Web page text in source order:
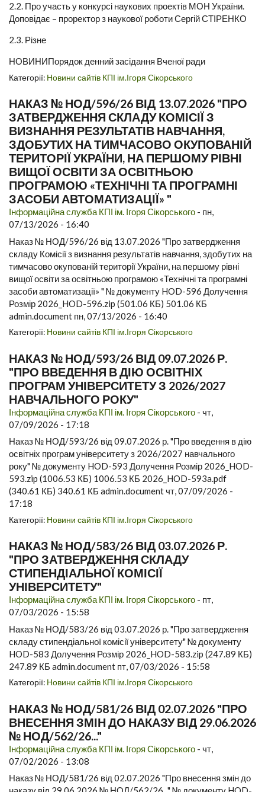
2.2. Про участь у конкурсі наукових проектів МОН України.
Доповідає – проректор з наукової роботи Сергій СТІРЕНКО
2.3. Різне
НОВИНИПорядок денний засідання Вченої ради
Категорії: Новини сайтів КПІ ім.Ігоря Сікорського
НАКАЗ № НОД/596/26 ВІД 13.07.2026 "ПРО
ЗАТВЕРДЖЕННЯ СКЛАДУ КОМІСІЇ З
ВИЗНАННЯ РЕЗУЛЬТАТІВ НАВЧАННЯ,
ЗДОБУТИХ НА ТИМЧАСОВО ОКУПОВАНІЙ
ТЕРИТОРІЇ УКРАЇНИ, НА ПЕРШОМУ РІВНІ
ВИЩОЇ ОСВІТИ ЗА ОСВІТНЬОЮ
ПРОГРАМОЮ «ТЕХНІЧНІ ТА ПРОГРАМНІ
ЗАСОБИ АВТОМАТИЗАЦІЇ» "
Інформаційна служба КПІ ім. Ігоря Сікорського - пн,
07/13/2026 - 16:40
Наказ № НОД/596/26 від 13.07.2026 "Про затвердження
складу Комісії з визнання результатів навчання, здобутих на
тимчасово окупованій території України, на першому рівні
вищої освіти за освітньою програмою «Технічні та програмні
засоби автоматизації» " № документу HOD-596 Долучення
Розмір 2026_HOD-596.zip (501.06 КБ) 501.06 КБ
admin.document пн, 07/13/2026 - 16:40
Категорії: Новини сайтів КПІ ім.Ігоря Сікорського
НАКАЗ № НОД/593/26 ВІД 09.07.2026 Р.
"ПРО ВВЕДЕННЯ В ДІЮ ОСВІТНІХ
ПРОГРАМ УНІВЕРСИТЕТУ З 2026/2027
НАВЧАЛЬНОГО РОКУ"
Інформаційна служба КПІ ім. Ігоря Сікорського - чт,
07/09/2026 - 17:18
Наказ № НОД/593/26 від 09.07.2026 р. "Про введення в дію
освітніх програм університету з 2026/2027 навчального
року" № документу HOD-593 Долучення Розмір 2026_HOD-
593.zip (1006.53 КБ) 1006.53 КБ 2026_HOD-593a.pdf
(340.61 КБ) 340.61 КБ admin.document чт, 07/09/2026 -
17:18
Категорії: Новини сайтів КПІ ім.Ігоря Сікорського
НАКАЗ № НОД/583/26 ВІД 03.07.2026 Р.
"ПРО ЗАТВЕРДЖЕННЯ СКЛАДУ
СТИПЕНДІАЛЬНОЇ КОМІСІЇ
УНІВЕРСИТЕТУ"
Інформаційна служба КПІ ім. Ігоря Сікорського - пт,
07/03/2026 - 15:58
Наказ № НОД/583/26 від 03.07.2026 р. "Про затвердження
складу стипендіальної комісії університету" № документу
HOD-583 Долучення Розмір 2026_HOD-583.zip (247.89 КБ)
247.89 КБ admin.document пт, 07/03/2026 - 15:58
Категорії: Новини сайтів КПІ ім.Ігоря Сікорського
НАКАЗ № НОД/581/26 ВІД 02.07.2026 "ПРО
ВНЕСЕННЯ ЗМІН ДО НАКАЗУ ВІД 29.06.2026
№ НОД/562/26..."
Інформаційна служба КПІ ім. Ігоря Сікорського - чт,
07/02/2026 - 13:08
Наказ № НОД/581/26 від 02.07.2026 "Про внесення змін до